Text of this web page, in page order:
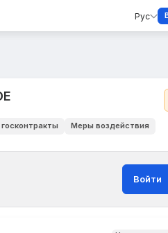
Рус
Меры воздействия
Войти